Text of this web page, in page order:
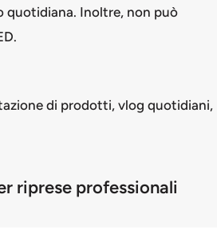
Inoltre, non può
di prodotti, vlog quotidiani,
riprese professionali